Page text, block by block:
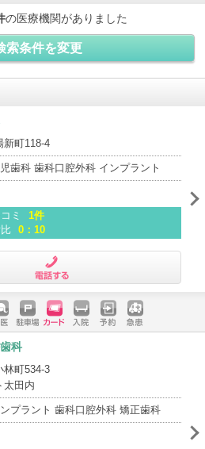
の医療機関がありました
索条件を変更
新町118-4
歯科 歯科口腔外科 インプラント
ミ
1件
0：10
駐車場
クレジッ
入院 予約 急患
科
林町534-3
太田内
プラント 歯科口腔外科 矯正歯科